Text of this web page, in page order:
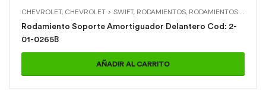
CHEVROLET, CHEVROLET > SWIFT, RODAMIENTOS, RODAMIENTOS > RODAMIENTO SOPORTE AMORTIGUADOR DELANTERO
Rodamiento Soporte Amortiguador Delantero Cod: 2-
01-0265B
AÑADIR AL CARRITO